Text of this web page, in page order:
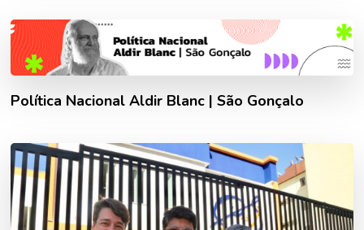
Política Nacional Aldir Blanc | São Gonçalo